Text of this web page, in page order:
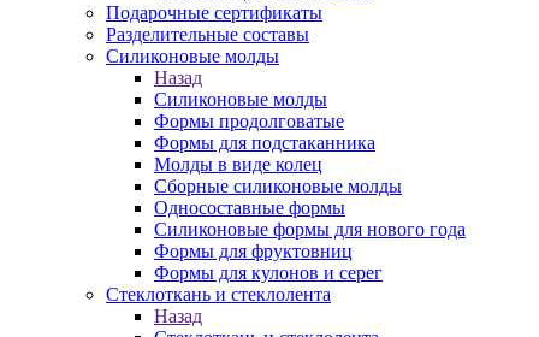
Подарочные сертификаты
Разделительные составы
Силиконовые молды
Назад
Силиконовые молды
Формы продолговатые
Формы для подстаканника
Молды в виде колец
Сборные силиконовые молды
Односоставные формы
Силиконовые формы для нового года
Формы для фруктовниц
Формы для кулонов и серег
Стеклоткань и стеклолента
Назад